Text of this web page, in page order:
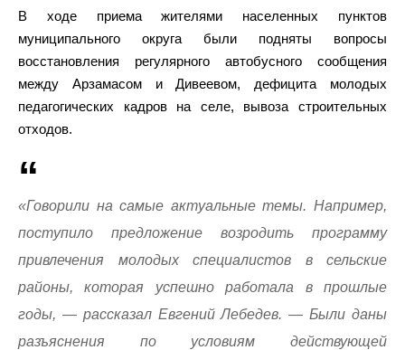
В ходе приема жителями населенных пунктов
муниципального округа были подняты вопросы
восстановления регулярного автобусного сообщения
между Арзамасом и Дивеевом, дефицита молодых
педагогических кадров на селе, вывоза строительных
отходов.
«Говорили на самые актуальные темы. Например,
поступило предложение возродить программу
привлечения молодых специалистов в сельские
районы, которая успешно работала в прошлые
годы, — рассказал Евгений Лебедев. — Были даны
разъяснения по условиям действующей